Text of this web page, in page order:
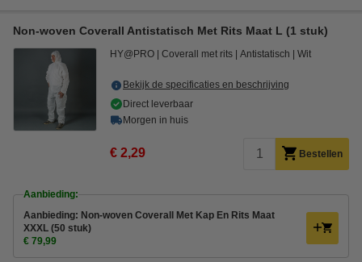
Non-woven Coverall Antistatisch Met Rits Maat L (1 stuk)
HY@PRO Coverall met rits Antistatisch Wit
Bekijk de specificaties en beschrijving
Direct leverbaar
Morgen in huis
€ 2,29 Bestellen
Aanbieding:
Aanbieding: Non-woven Coverall Met Kap En Rits Maat
XXXL (50 stuk)
€ 79,99